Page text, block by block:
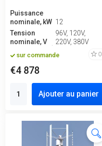
Puissance
nominale, kW 12
Tension
nominale, V
96V, 120V,
220V, 380V
sur commande 0
€4 878
Ajouter au panier